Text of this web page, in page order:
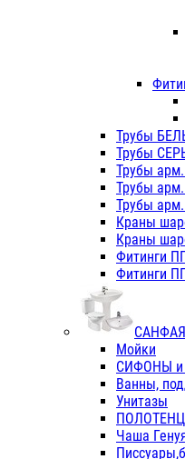
Трубы
Трубы
Трубы
Трубы
Трубы
Краны
Краны
Фитинги
Фитинги
Мойки
СИФОНЫ
Ванны,
Унитазы
Чаша